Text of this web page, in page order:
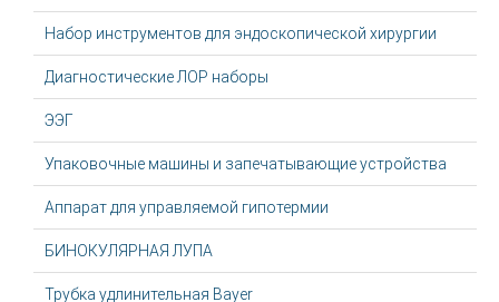
Набор инструментов для эндоскопической хирургии
Диагностические ЛОР наборы
ЭЭГ
Упаковочные машины и запечатывающие устройства
Аппарат для управляемой гипотермии
БИНОКУЛЯРНАЯ ЛУПА
Трубка удлинительная Bayer